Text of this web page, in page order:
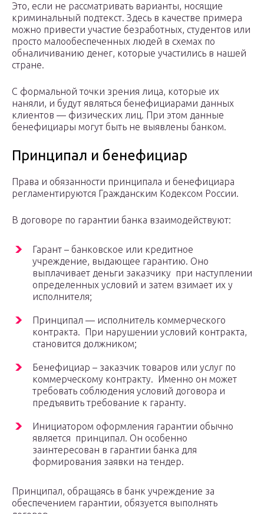
Это, если не рассматривать варианты, носящие
криминальный подтекст. Здесь в качестве примера
можно привести участие безработных, студентов или
просто малообеспеченных людей в схемах по
обналичиванию денег, которые участились в нашей
стране.
С формальной точки зрения лица, которые их
наняли, и будут являться бенефициарами данных
клиентов — физических лиц. При этом данные
бенефициары могут быть не выявлены банком.
Принципал и бенефициар
Права и обязанности принципала и бенефициара
регламентируются Гражданским Кодексом России.
В договоре по гарантии банка взаимодействуют:
Гарант – банковское или кредитное
учреждение, выдающее гарантию. Оно
выплачивает деньги заказчику при наступлении
определенных условий и затем взимает их у
исполнителя;
Принципал — исполнитель коммерческого
контракта. При нарушении условий контракта,
становится должником;
Бенефициар – заказчик товаров или услуг по
коммерческому контракту. Именно он может
требовать соблюдения условий договора и
предъявить требование к гаранту.
Инициатором оформления гарантии обычно
является принципал. Он особенно
заинтересован в гарантии банка для
формирования заявки на тендер.
Принципал, обращаясь в банк учреждение за
обеспечением гарантии, обязуется выполнять